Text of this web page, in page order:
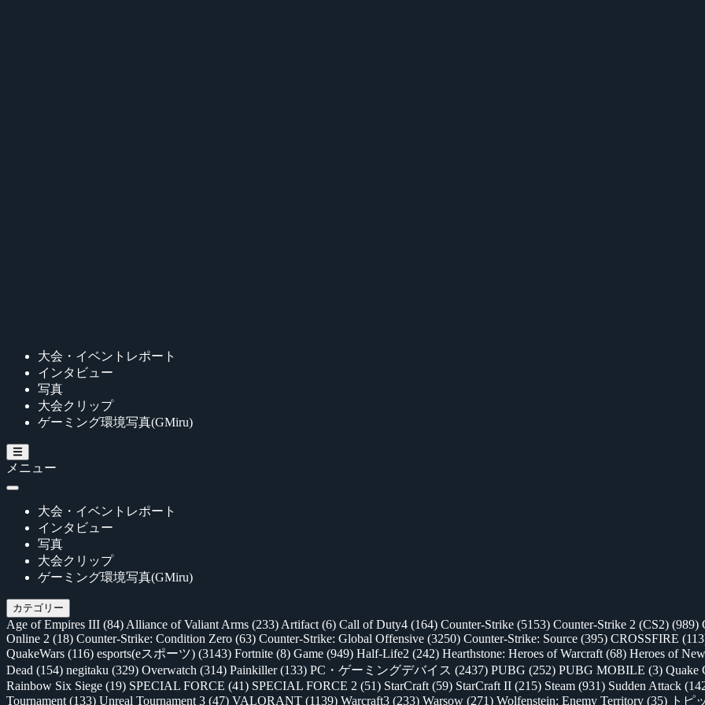
大会・イベントレポート
インタビュー
写真
大会クリップ
ゲーミング環境写真(GMiru)
メニュー
大会・イベントレポート
インタビュー
写真
大会クリップ
ゲーミング環境写真(GMiru)
カテゴリー
Age of Empires III (84) Alliance of Valiant Arms (233) Artifact (6) Call of Duty4 (164) Counter-Strike (5153) Counter-Strike 2 (CS2) (989)
Online 2 (18) Counter-Strike: Condition Zero (63) Counter-Strike: Global Offensive (3250) Counter-Strike: Source (395) CROSSFIRE
QuakeWars (116) esports(eスポーツ) (3143) Fortnite (8) Game (949) Half-Life2 (242) Hearthstone: Heroes of Warcraft (68) Heroes of
Dead (154) negitaku (329) Overwatch (314) Painkiller(133) PC・ゲーミングデバイス (2437) PUBG (252) PUBG MOBILE (3) Quake
Rainbow Six Siege (19) SPECIAL FORCE (41) SPECIAL FORCE 2 (51) StarCraft (59) StarCraft II (215) Steam (931) Sudden Attack
Tournament (133) Unreal Tournament 3 (47) VALORANT (1139) Warcraft3 (233) Warsow (271) Wolfenstein: Enemy Territory (35) トピ